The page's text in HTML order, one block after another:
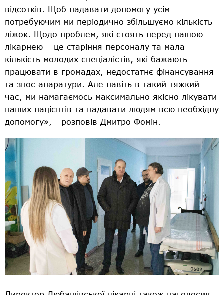
відсотків. Щоб надавати допомогу усім
потребуючим ми періодично збільшуємо кількість
ліжок. Щодо проблем, які стоять перед нашою
лікарнею – це старіння персоналу та мала
кількість молодих спеціалістів, які бажають
працювати в громадах, недостатнє фінансування
та знос апаратури. Але навіть в такий тяжкий
час, ми намагаємось максимально якісно лікувати
наших пацієнтів та надавати людям всю необхідну
допомогу», - розповів Дмитро Фомін.